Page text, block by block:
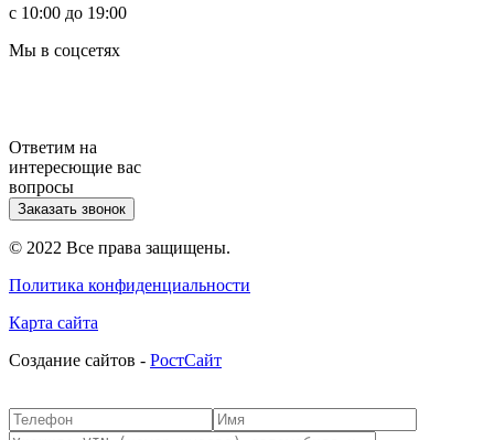
с 10:00 до 19:00
Мы в соцсетях
Ответим на
интересющие вас
вопросы
Заказать звонок
© 2022 Все права защищены.
Политика конфиденциальности
Карта сайта
Cоздание сайтов - РостСайт